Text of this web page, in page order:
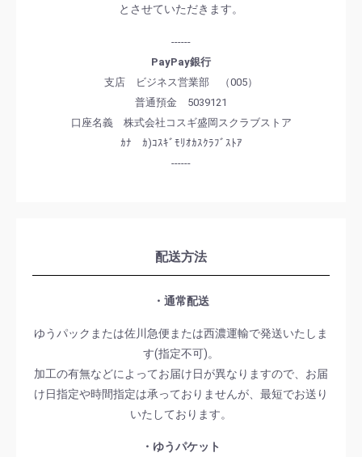
とさせていただきます。
------
PayPay銀行
支店 ビジネス営業部 （005）
普通預金 5039121
口座名義 株式会社コスギ盛岡スクラブストア
ｶﾅ ｶ)ｺｽｷﾞﾓﾘｵｶｽｸﾗﾌﾞｽﾄｱ
------
配送方法
・通常配送
ゆうパックまたは佐川急便または西濃運輸で発送いたしま
す(指定不可)。
加工の有無などによってお届け日が異なりますので、お届
け日指定や時間指定は承っておりませんが、最短でお送り
いたしております。
・ゆうパケット